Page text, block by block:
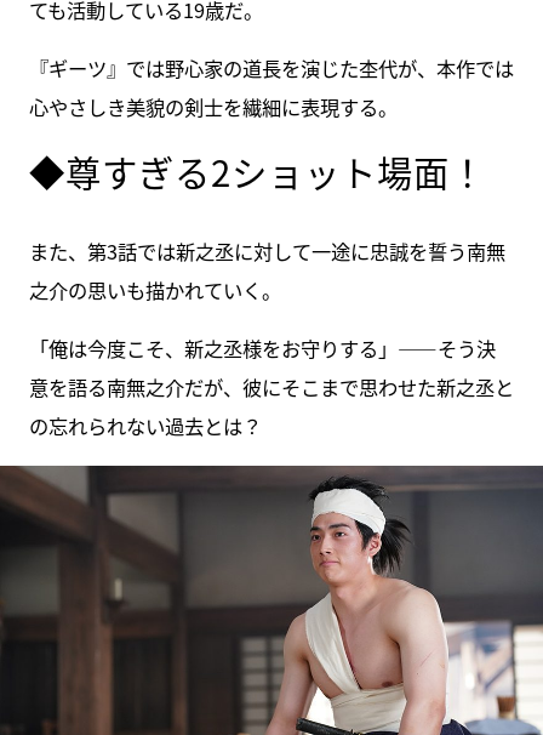
ても活動している19歳だ。
『ギーツ』では野心家の道長を演じた杢代が、本作では
心やさしき美貌の剣士を繊細に表現する。
◆尊すぎる2ショット場面！
また、第3話では新之丞に対して一途に忠誠を誓う南無
之介の思いも描かれていく。
「俺は今度こそ、新之丞様をお守りする」――そう決
意を語る南無之介だが、彼にそこまで思わせた新之丞と
の忘れられない過去とは？